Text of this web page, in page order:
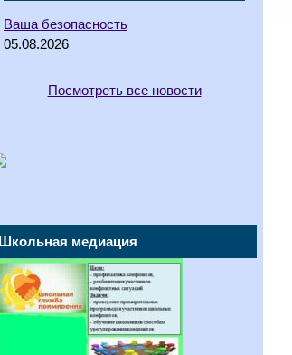
Ваша безопасность
05.08.2026
Посмотреть все новости
Школьная медиация